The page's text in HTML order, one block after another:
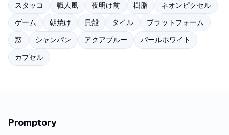
スタッコ
職人風 夜明け前 樹脂
ネオンピクセル
ゲーム
朝焼け 貝殻 タイル
プラットフォーム
窓
シャンパン アクアブルー
パールホワイト
カプセル
Promptory